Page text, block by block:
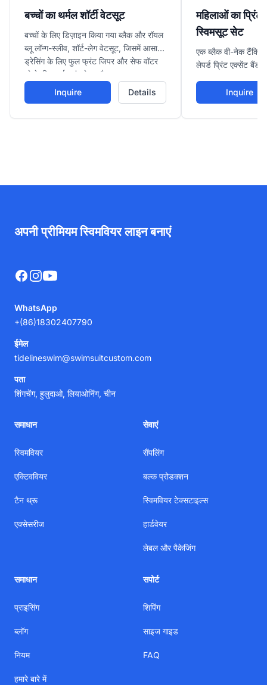
बच्चों का थर्मल शॉर्टी वेटसूट
बच्चों के लिए डिज़ाइन किया गया ब्लैक और रॉयल
ब्लू लॉन्ग-स्लीव, शॉर्ट-लेग वेटसूट, जिसमें आसान
ड्रेसिंग के लिए फुल फ्रंट जिपर और सेफ वॉटर
प्ले के लिए थर्मल इंसुलेशन है।
Inquire
Details
महिलाओं का
स्विमसूट सेट
एक ब्लैक वी-नेक टैंकिनी
लेपर्ड प्रिंट एक्सेंट बैंड
एडजस्टेबल फिट और
करता है।
Inquire
अपनी प्रीमियम स्विमवियर लाइन बनाएं
Facebook
Instagram
YouTube
WhatsApp
+(86)18302407790
ईमेल
tidelineswim@swimsuitcustom.com
पता
शिंगचेंग, हुलुदाओ, लियाओनिंग, चीन
समाधान
स्विमवियर
एक्टिववियर
टैन थ्रू
एक्सेसरीज
सेवाएं
सैंपलिंग
बल्क प्रोडक्शन
स्विमवियर टेक्सटाइल्स
हार्डवेयर
लेबल और पैकेजिंग
समाधान
प्राइसिंग
ब्लॉग
नियम
हमारे बारे में
सपोर्ट
शिपिंग
साइज गाइड
FAQ